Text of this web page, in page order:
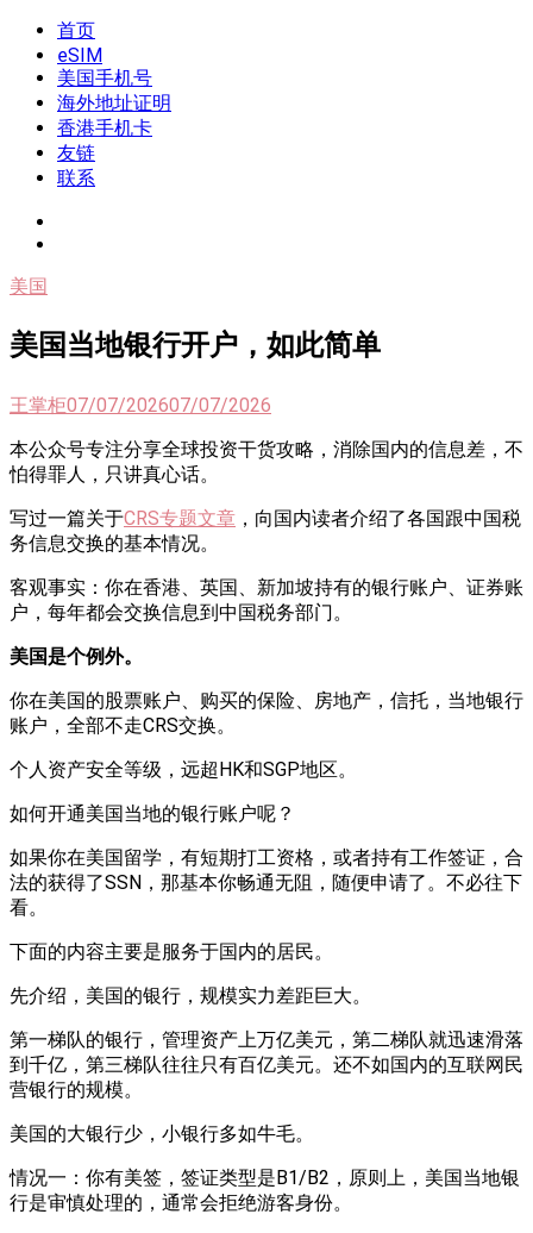
Skip
content
我是王掌柜
新闻酸菜馆|极客电台|自媒体联盟
首页
eSIM
美国手机号
海外地址证明
香港手机卡
友链
联系
美国
美国当地银行开户，如此简单
王掌柜07/07/202607/07/2026
本公众号专注分享全球投资干货攻略，消除国内的信息差，不
怕得罪人，只讲真心话。
写过一篇关于CRS专题文章 ，向国内读者介绍了各国跟中国税
务信息交换的基本情况。
客观事实：你在香港、英国、新加坡持有的银行账户、证券账
户，每年都会交换信息到中国税务部门。
美国是个例外。
你在美国的股票账户、购买的保险、房地产，信托，当地银行
账户，全部不走CRS交换。
个人资产安全等级，远超HK和SGP地区。
如何开通美国当地的银行账户呢？
如果你在美国留学，有短期打工资格，或者持有工作签证，合
法的获得了SSN，那基本你畅通无阻，随便申请了。不必往下
看。
下面的内容主要是服务于国内的居民。
先介绍，美国的银行，规模实力差距巨大。
第一梯队的银行，管理资产上万亿美元，第二梯队就迅速滑落
到千亿，第三梯队往往只有百亿美元。还不如国内的互联网民
营银行的规模。
美国的大银行少，小银行多如牛毛。
情况一：你有美签，签证类型是B1/B2，原则上，美国当地银
行是审慎处理的，通常会拒绝游客身份。